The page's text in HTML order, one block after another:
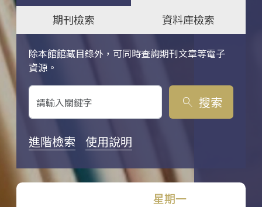
期刊檢索
資料庫檢索
除本館館藏目錄外，可同時查詢期刊文章等電子
資源。
關鍵字搜尋
search 搜索
進階檢索 使用說明
星期一